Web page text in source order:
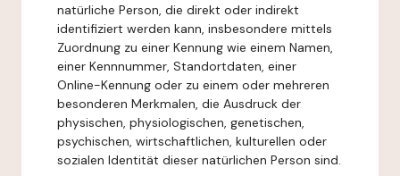
natürliche Person, die direkt oder indirekt
identifiziert werden kann, insbesondere mittels
Zuordnung zu einer Kennung wie einem Namen,
einer Kennnummer, Standortdaten, einer
Online-Kennung oder zu einem oder mehreren
besonderen Merkmalen, die Ausdruck der
physischen, physiologischen, genetischen,
psychischen, wirtschaftlichen, kulturellen oder
sozialen Identität dieser natürlichen Person sind.